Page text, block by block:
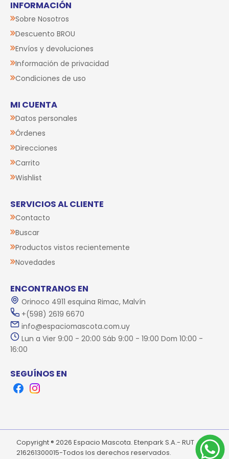
INFORMACIÓN
Sobre Nosotros
Descuento BROU
Envíos y devoluciones
Información de privacidad
Condiciones de uso
MI CUENTA
Datos personales
Órdenes
Direcciones
Carrito
Wishlist
SERVICIOS AL CLIENTE
Contacto
Buscar
Productos vistos recientemente
Novedades
ENCONTRANOS EN
Orinoco 4911 esquina Rimac, Malvín
+(598) 2619 6670
info@espaciomascota.com.uy
Lun a Vier 9:00 - 20:00 Sáb 9:00 - 19:00 Dom 10:00 -
16:00
SEGUÍNOS EN
FacebookInstagram
Copyright ® 2026 Espacio Mascota. Etenpark S.A.- RUT
216261300015-Todos los derechos reservados.